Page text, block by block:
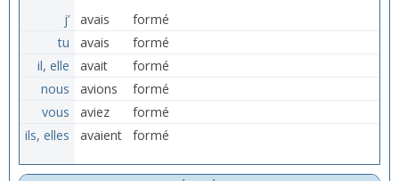
j’ avais
formé
tu
avais
formé
il, elle
avait
formé
nous
avions
formé
vous
aviez
formé
ils, elles
avaient formé